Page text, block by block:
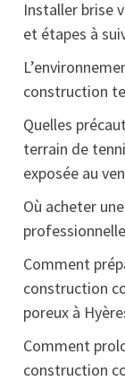
Installer brise
et étapes à
construction
Quelles
terrain de
exposée au
Où acheter
Comment
construction
poreux à
Comment
construction